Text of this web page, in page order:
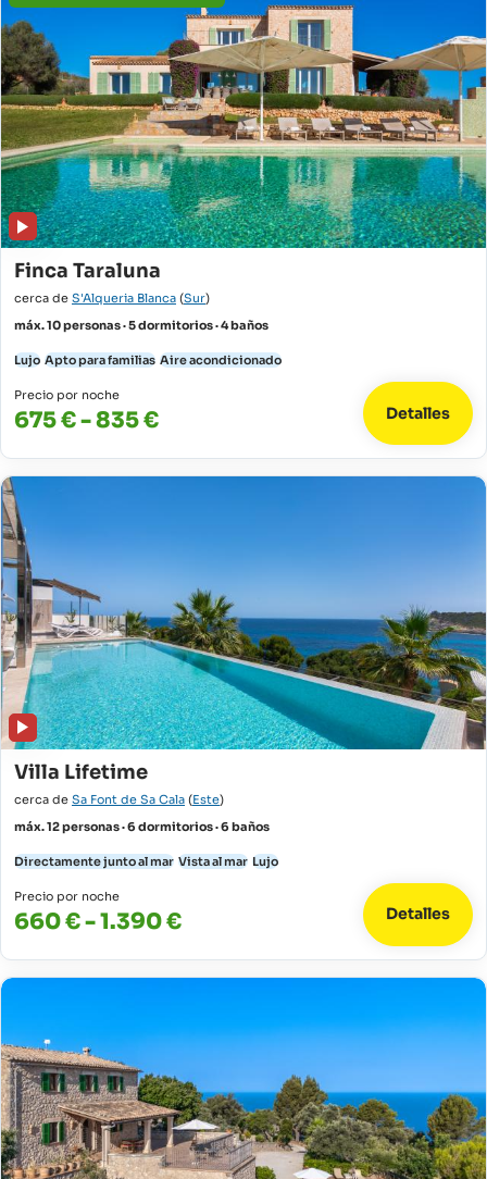
Finca Taraluna
cerca de S'Alqueria Blanca (Sur)
máx. 10 personas · 5 dormitorios · 4 baños
Lujo Apto para familias Aire acondicionado
Precio por noche
675 € - 835 € Detalles
Villa Lifetime
cerca de Sa Font de Sa Cala (Este)
máx. 12 personas · 6 dormitorios · 6 baños
Directamente junto al mar Vista al mar Lujo
Precio por noche
660 € - 1.390 € Detalles